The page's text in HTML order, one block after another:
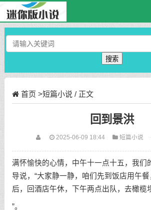
搜索
首页 >短篇小说 / 正文
回到景洪
2025-06-09 18:44 短篇小说
满怀愉快的心情，中午十一点十五，我们
导说，“大家静一静，咱们先到饭店用午
后，回酒店午休，下午两点出队，去橄榄
”。